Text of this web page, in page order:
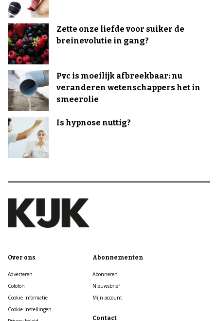
Zette onze liefde voor suiker de
breinevolutie in gang?
Pvc is moeilijk afbreekbaar: nu
veranderen wetenschappers het in
smeerolie
Is hypnose nuttig?
Over ons
Adverteren
Colofon
Cookie informatie
Cookie Instellingen
Abonnementen
Abonneren
Nieuwsbrief
Mijn account
Contact